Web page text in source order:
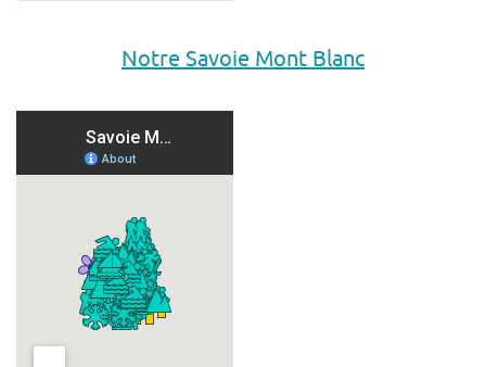
Notre Savoie Mont Blanc